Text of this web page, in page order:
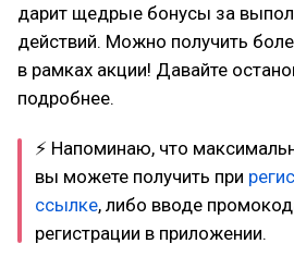
дарит щедрые бонусы за
действий. Можно получить
в рамках акции! Давайте
подробнее.
⚡ Напоминаю, что
вы можете получить при
ссылке, либо вводе
регистрации в приложении.